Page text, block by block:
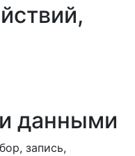
данными
запись,